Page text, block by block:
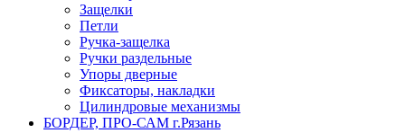
Защелки
Петли
Ручка-защелка
Ручки раздельные
Упоры дверные
Фиксаторы, накладки
Цилиндровые механизмы
БОРДЕР, ПРО-САМ г.Рязань